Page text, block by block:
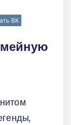
ВК